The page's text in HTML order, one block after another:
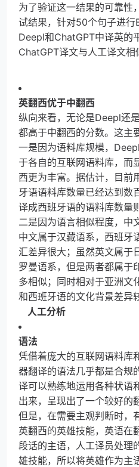
为了验证这一结果的可靠性
试结果，针对50个句子进行
Deepl和ChatGPT中译英的
ChatGPT译文与人工译文相
英翻西优于中翻西
纵向来看，无论是Deepl还
都高于中翻西的分数。这主
一是因为语料库规模，
于各自的互联网语料库，而
西更为丰富。据估计，目前
牙语语料库数量已经达到数
译成西班牙语的语料库数量
二是因为语言相似程度，中
中文属于汉藏语系，西班牙
汇差异很大；虽然英文属于
罗曼语系，但是两者都属于
多相似；同时相对于亚洲文
和西班牙语的文化背景差异
人工分析
语法
凭借着庞大的互联网语料库
器翻译的语法几乎都是合规
译可以熟练地运用各种状语
出来，呈现出了一个较好的
但是，在需要主观判断时，
英翻西的英雄技能，英语在
段话的主语，人工译员处理
雄技能，所以将英雄作为主